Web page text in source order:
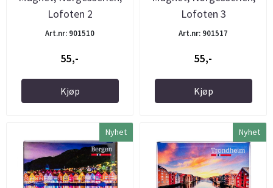
Lofoten 2
Art.nr: 901510
55,-
Kjøp
Lofoten 3
Art.nr: 901517
55,-
Kjøp
Nyhet Nyhet